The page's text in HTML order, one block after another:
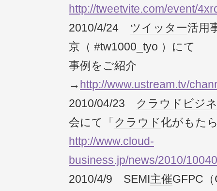
http://tweetvite.com/event/
2010/4/24 ツイッター活用
京 （ #tw1000_tyo ）にて
事例をご紹介
→ http://www.ustream.tv/
2010/04/23 クラウド ビジ
会にて「 クラウド化がもた
http://www.cloud-
business.jp/news/2010/
2010/4/9 SEMI主催GFPC